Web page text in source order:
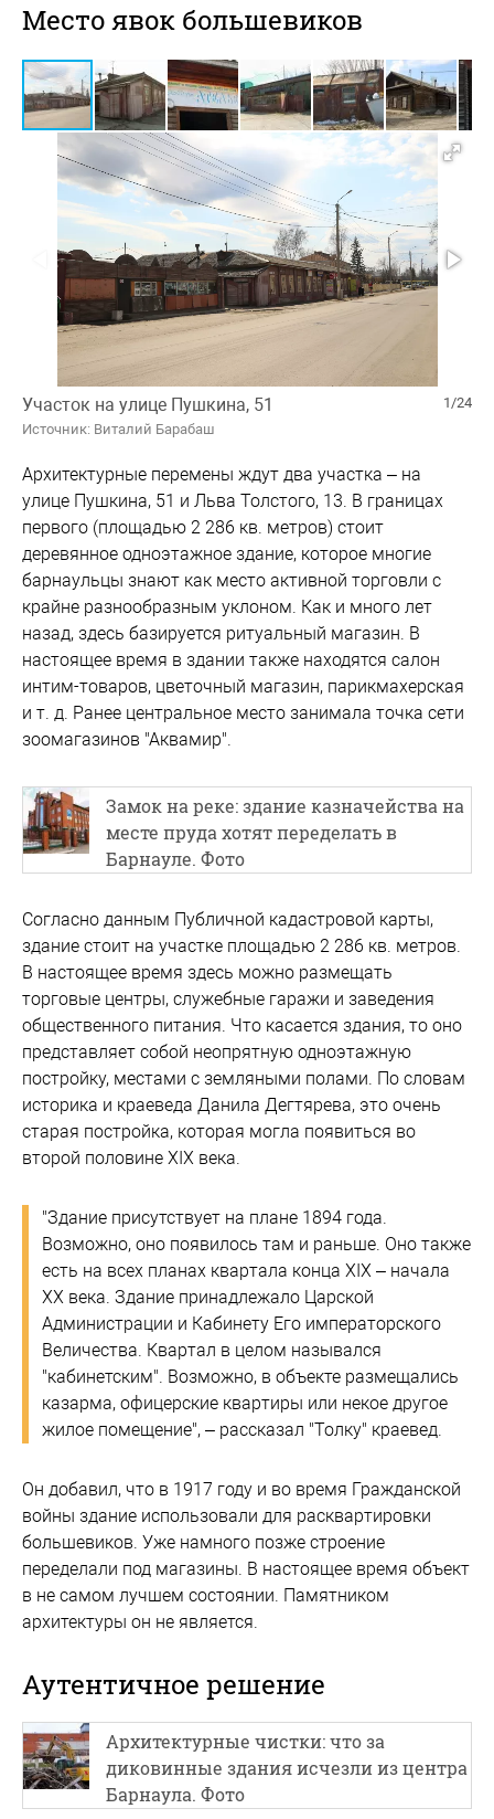
Место явок большевиков
1/24
Участок на улице Пушкина, 51
Источник: Виталий Барабаш
Архитектурные перемены ждут два участка – на
улице Пушкина, 51 и Льва Толстого, 13. В границах
первого (площадью 2 286 кв. метров) стоит
деревянное одноэтажное здание, которое многие
барнаульцы знают как место активной торговли с
крайне разнообразным уклоном. Как и много лет
назад, здесь базируется ритуальный магазин. В
настоящее время в здании также находятся салон
интим-товаров, цветочный магазин, парикмахерская
и т. д. Ранее центральное место занимала точка сети
зоомагазинов "Аквамир".
Замок на реке: здание казначейства на
месте пруда хотят переделать в
Барнауле. Фото
Согласно данным Публичной кадастровой карты,
здание стоит на участке площадью 2 286 кв. метров.
В настоящее время здесь можно размещать
торговые центры, служебные гаражи и заведения
общественного питания. Что касается здания, то оно
представляет собой неопрятную одноэтажную
постройку, местами с земляными полами. По словам
историка и краеведа Данила Дегтярева, это очень
старая постройка, которая могла появиться во
второй половине XIX века.
"Здание присутствует на плане 1894 года.
Возможно, оно появилось там и раньше. Оно также
есть на всех планах квартала конца XIX – начала
XX века. Здание принадлежало Царской
Администрации и Кабинету Его императорского
Величества. Квартал в целом назывался
"кабинетским". Возможно, в объекте размещались
казарма, офицерские квартиры или некое другое
жилое помещение", – рассказал "Толку" краевед.
Он добавил, что в 1917 году и во время Гражданской
войны здание использовали для расквартировки
большевиков. Уже намного позже строение
переделали под магазины. В настоящее время объект
в не самом лучшем состоянии. Памятником
архитектуры он не является.
Аутентичное решение
Архитектурные чистки: что за
диковинные здания исчезли из центра
Барнаула. Фото